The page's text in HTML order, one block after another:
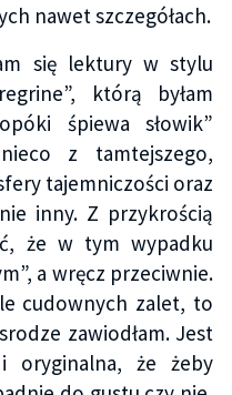
nawet szczegółach.
się lektury w stylu
którą byłam
śpiewa słowik”
z tamtejszego,
tajemniczości oraz
inny. Z przykrością
że w tym wypadku
a wręcz przeciwnie.
cudownych zalet, to
zawiodłam. Jest
oryginalna, że żeby